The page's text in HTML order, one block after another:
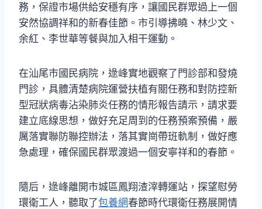
務，保證市場供給安穩有序，讓國民群眾過上一個
安然協調祥和的新春佳節。市引導拂曉、林少文、
余紅、李世華等餐與加入相干運動。
在汕尾市國民病院，逯峰實地觀察了門診部和發燒
門診，具體清楚病院運營扶植有關任務和對防控新
型冠狀病毒沾染肺炎任務的情形報告請示，請求要
建立底線思想，做好充足周到的任務預案預備，嚴
厲落實聯防聯控辦法，落其實崗帶班軌制，做好應
急處理，確保國民群眾渡過一個安寧祥和的春節。
隨后，逯峰離開市城區鳳翔渣滓轉運站，探望慰勞
環衛工人，聽取了包養網春節時代環衛任務展開情